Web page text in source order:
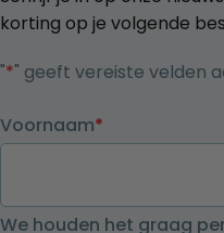
korting op je volgende
"*" geeft vereiste velden
Voornaam*
We houden het graag